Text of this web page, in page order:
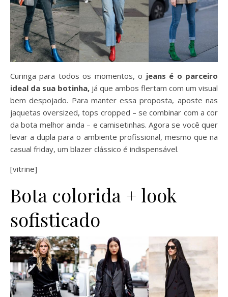
Curinga para todos os momentos, o jeans é o parceiro
ideal da sua botinha, já que ambos flertam com um visual
bem despojado. Para manter essa proposta, aposte nas
jaquetas oversized, tops cropped – se combinar com a cor
da bota melhor ainda – e camisetinhas. Agora se você quer
levar a dupla para o ambiente profissional, mesmo que na
casual friday, um blazer clássico é indispensável.
[vitrine]
Bota colorida + look
sofisticado